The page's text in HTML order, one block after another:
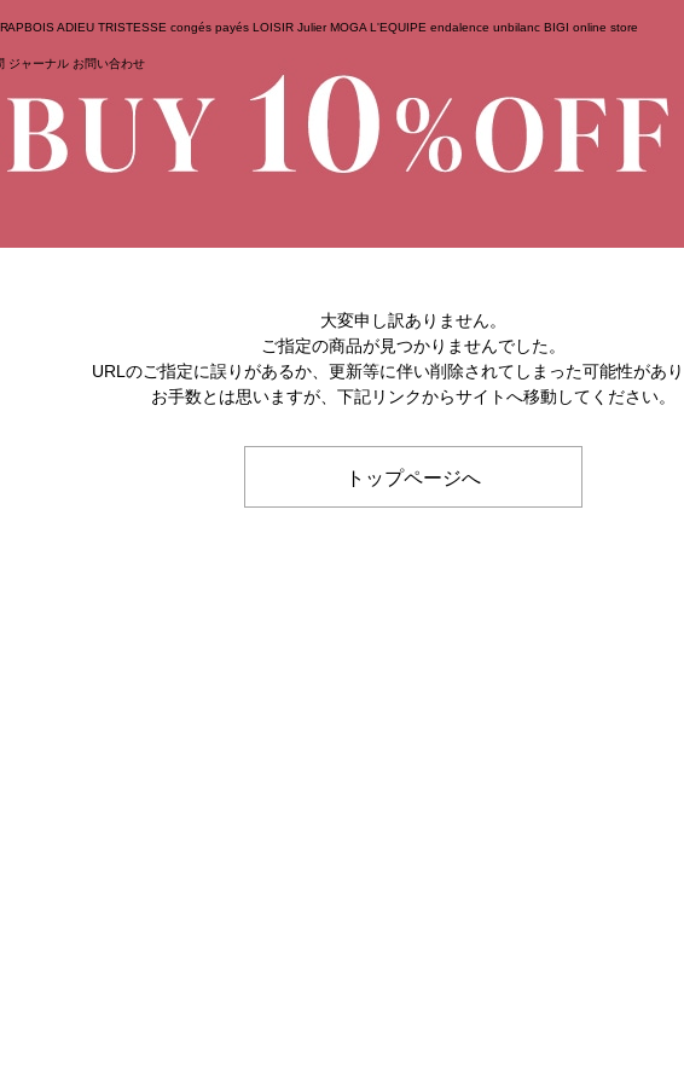
ADIEU TRISTESSE congés payés LOISIR Julier MOGA L'EQUIPE endalence unbilanc BIGI online store
ジャーナル お問い合わせ
大変申し訳ありません。
ご指定の商品が見つかりませんでした。
URLのご指定に誤りがあるか、更新等に伴い削除されてしまった可能性があ
お手数とは思いますが、下記リンクからサイトへ移動してください。
トップページへ